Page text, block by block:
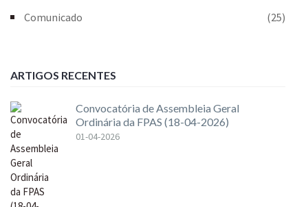
Comunicado
(25)
ARTIGOS RECENTES
Convocatória de Assembleia Geral
Ordinária da FPAS (18-04-2026)
01-04-2026